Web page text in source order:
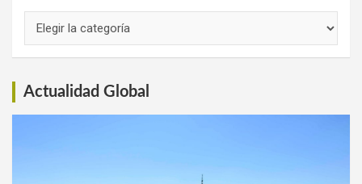
Actualidad Global